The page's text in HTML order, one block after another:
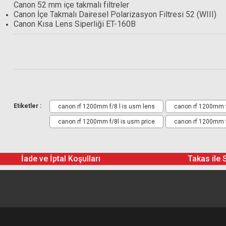
Canon 52 mm içe takmalı filtreler
Canon İçe Takmalı Dairesel Polarizasyon Filtresi 52 (WIII)
Canon Kısa Lens Siperliği ET-160B
Lens kapağı E-185C
Lens Siperliği ET-160 (WIII)
Yumuşak lens kılıfı LS1200
Geniş lens askısı
Etiketler : canon rf 1200mm f/8 l is usm lens canon rf 1200mm
canon rf 1200mm f/8l is usm price canon rf 1200mm
İade ve İptal Koşulları Takas ile